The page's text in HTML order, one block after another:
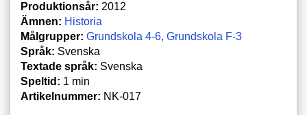
Produktionsår: 2012
Ämnen: Historia
Målgrupper: Grundskola 4-6 Grundskola F-3
Språk: Svenska
Textade språk: Svenska
Speltid: 1 min
Artikelnummer: NK-017